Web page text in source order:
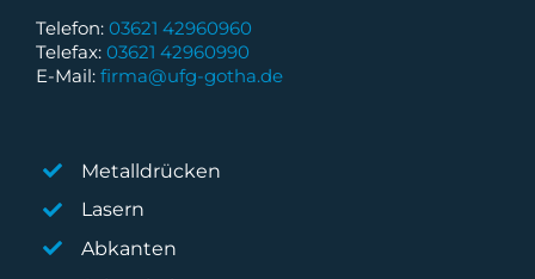
Telefon: 03621 42960960
Telefax: 03621 42960990
E-Mail: firma@ufg-gotha.de
Metalldrücken
Lasern
Abkanten